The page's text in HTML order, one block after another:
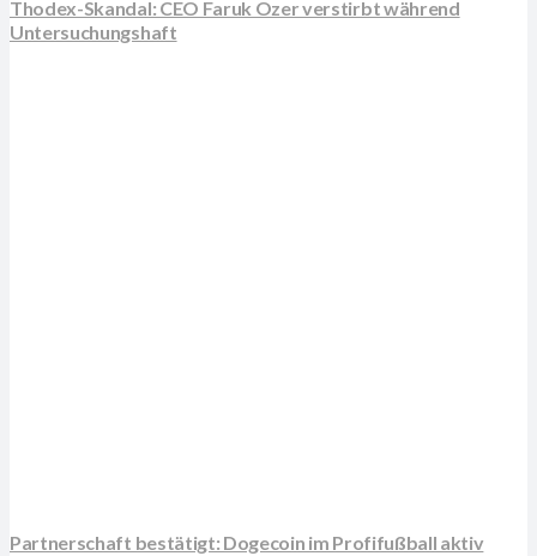
Thodex-Skandal: CEO Faruk Ozer verstirbt während
Untersuchungshaft
Partnerschaft bestätigt: Dogecoin im Profifußball aktiv